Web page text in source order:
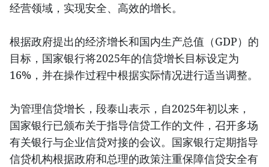
经营领域，实现安全、高效的增长。
根据政府提出的经济增长和国内生产总值（GDP）的
目标，国家银行将2025年的信贷增长目标设定为
16%，并在操作过程中根据实际情况进行适当调整。
为管理信贷增长，段泰山表示，自2025年初以来，
国家银行已颁布关于指导信贷工作的文件，召开多场
有关银行与企业信贷对接的会议。国家银行定期指导
信贷机构根据政府和总理的政策注重保障信贷安全有